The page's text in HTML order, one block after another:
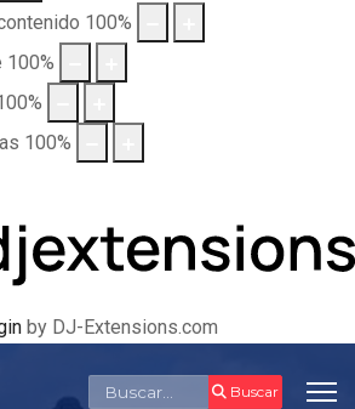
100%
100%
%
100%
by DJ-Extensions.com
Buscar Buscar